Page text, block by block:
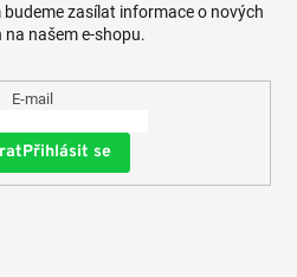
zasílat informace o nových
na našem e-shopu.
E-mail
Přihlásit se